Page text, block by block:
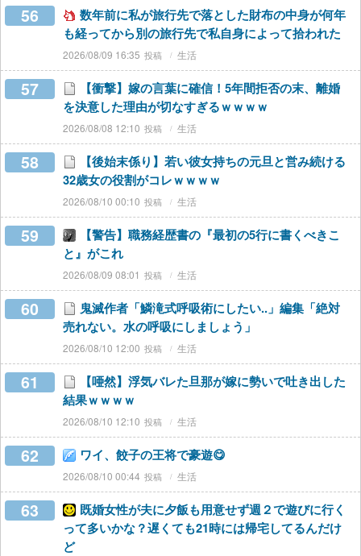
56
数年前に私が旅行先で落とした財布の中身が何年
も経ってから別の旅行先で私自身によって拾われた
2026/08/09 16:35 生活
57
【衝撃】嫁の言葉に確信！5年間拒否の末、離婚
を決意した理由が切なすぎるｗｗｗｗ
2026/08/08 12:10 生活
58
【後始末係り】若い彼女持ちの元旦と営み続ける
32歳女の役割がコレｗｗｗｗ
2026/08/10 00:10 生活
59
【警告】職務経歴書の『最初の5行に書くべきこ
と』がこれ
2026/08/09 08:01 生活
60
鬼滅作者「鱗滝式呼吸術にしたい..」編集「絶対
売れない。水の呼吸にしましょう」
2026/08/10 12:00 生活
61
【唖然】浮気バレた旦那が嫁に勢いで吐き出した
結果ｗｗｗｗ
2026/08/10 12:10 生活
62 ワイ、餃子の王将で豪遊😋
2026/08/10 00:44 生活
63
既婚女性が夫に夕飯も用意せず週２で遊びに行く
って多いかな？遅くても21時には帰宅してるんだけ
ど